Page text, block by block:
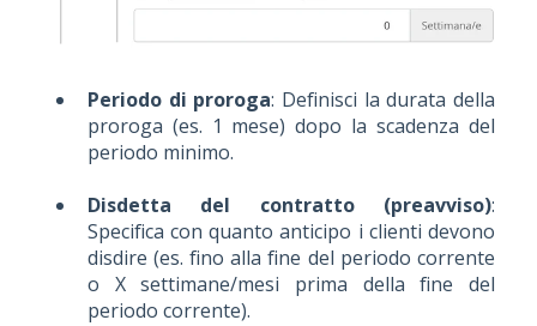
Periodo di proroga: Definisci la durata della
proroga (es. 1 mese) dopo la scadenza del
periodo minimo.
Disdetta del contratto (preavviso):
Specifica con quanto anticipo i clienti devono
disdire (es. fino alla fine del periodo corrente
o X settimane/mesi prima della fine del
periodo corrente).